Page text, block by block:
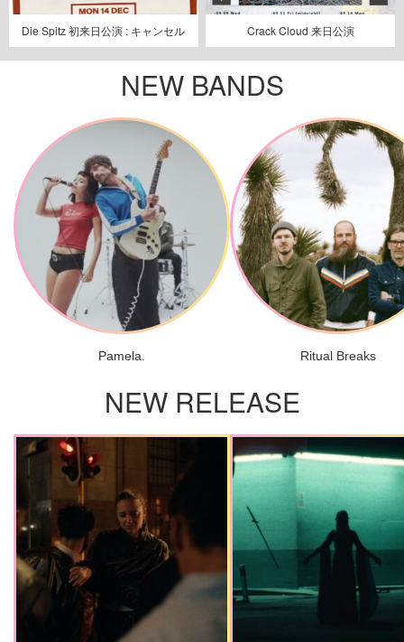
Die Spitz 初来日公演 : キャンセル Crack Cloud 来日公演
NEW BANDS
Pamela. Ritual Breaks
NEW RELEASE